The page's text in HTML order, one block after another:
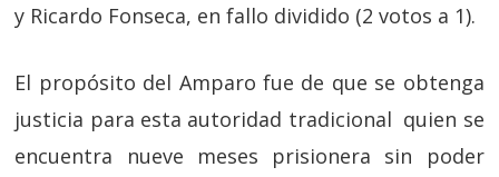
y Ricardo Fonseca, en fallo dividido (2 votos a 1).
El propósito del Amparo fue de que se obtenga
justicia para esta autoridad tradicional quien se
encuentra nueve meses prisionera sin poder